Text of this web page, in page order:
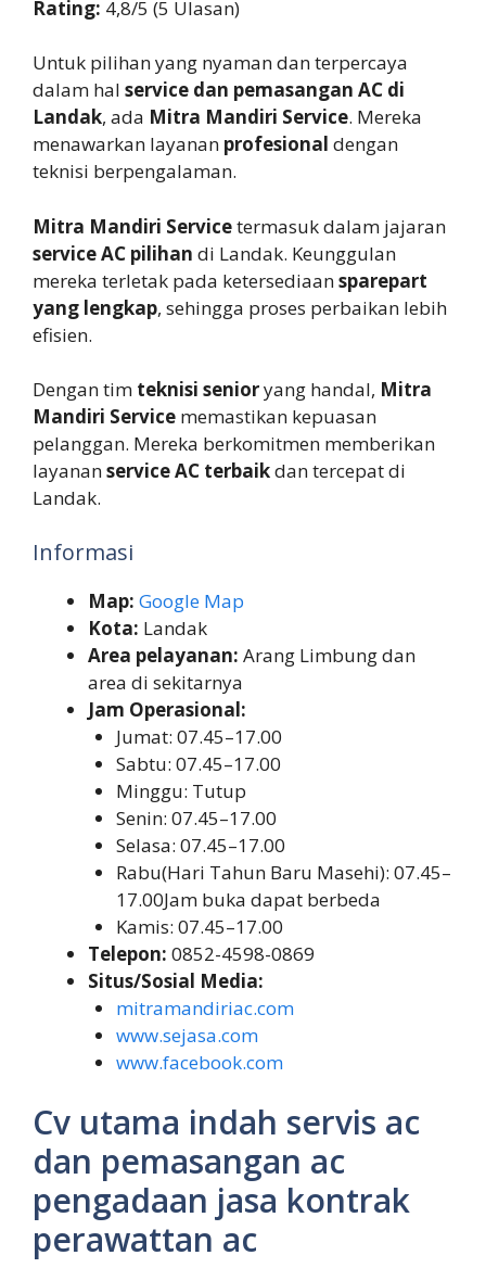
Rating: 4,8/5 (5 Ulasan)
Untuk pilihan yang nyaman dan terpercaya
dalam hal service dan pemasangan AC di
Landak, ada Mitra Mandiri Service. Mereka
menawarkan layanan profesional dengan
teknisi berpengalaman.
Mitra Mandiri Servicetermasuk dalam jajaran
service AC pilihan di Landak. Keunggulan
mereka terletak pada ketersediaansparepart
yang lengkap, sehingga proses perbaikan lebih
efisien.
Dengan tim teknisi senioryang handal, Mitra
Mandiri Service memastikan kepuasan
pelanggan. Mereka berkomitmen memberikan
layananservice AC terbaikdan tercepat di
Landak.
Informasi
Map: Google Map
Kota: Landak
Area pelayanan: Arang Limbung dan
area di sekitarnya
Jam Operasional:
Jumat: 07.45–17.00
Sabtu: 07.45–17.00
Minggu: Tutup
Senin: 07.45–17.00
Selasa: 07.45–17.00
Rabu(Hari Tahun Baru Masehi): 07.45–
17.00Jam buka dapat berbeda
Kamis: 07.45–17.00
Telepon: 0852-4598-0869
Situs/Sosial Media:
mitramandiriac.com
www.sejasa.com
www.facebook.com
Cv utama indah servis ac
dan pemasangan ac
pengadaan jasa kontrak
perawattan ac